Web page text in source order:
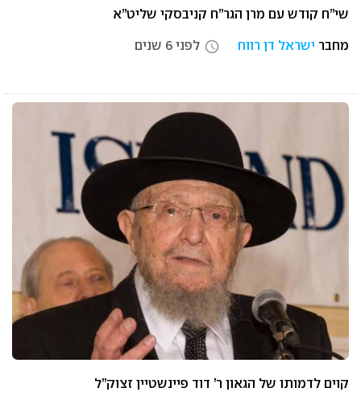
שי”ח קודש עם מרן הגר”ח קניבסקי שליט”א
מחבר ישראל דן רווח access_time לפני 6 שנים
קוים לדמותו של הגאון ר’ דוד פיינשטיין זצוק”ל